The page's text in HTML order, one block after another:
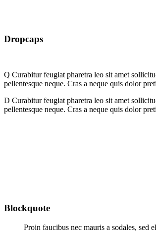
Dropcaps
Q Curabitur feugiat pharetra leo sit amet
pellentesque neque. Cras a neque quis dolor
D Curabitur feugiat pharetra leo sit amet
pellentesque neque. Cras a neque quis dolor
Blockquote
Proin faucibus nec mauris a sodales, sed